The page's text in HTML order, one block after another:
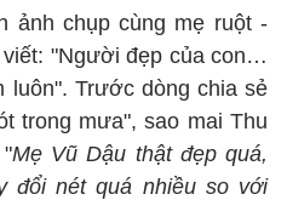
ảnh chụp cùng mẹ ruột -
"Người đẹp của con…
luôn". Trước dòng chia sẻ
trong mưa", sao mai Thu
Mẹ Vũ Dậu thật đẹp quá,
đổi nét quá nhiều so với